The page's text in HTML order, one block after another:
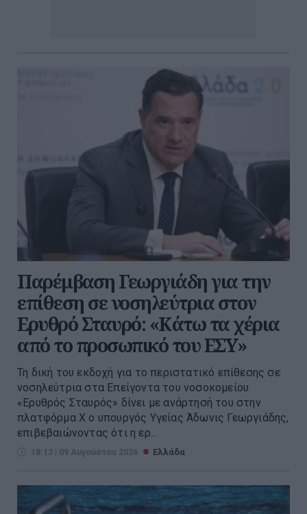
Παρέμβαση Γεωργιάδη για την
επίθεση σε νοσηλεύτρια στον
Ερυθρό Σταυρό: «Κάτω τα χέρια
από το προσωπικό του ΕΣΥ»
Τη δική του εκδοχή για το περιστατικό επίθεσης σε
νοσηλεύτρια στα Επείγοντα του νοσοκομείου
«Ερυθρός Σταυρός» δίνει με ανάρτησή του στην
πλατφόρμα Χ ο υπουργός Υγείας Άδωνις Γεωργιάδης,
επιβεβαιώνοντας ότι η ερ...
18:12 | 09 Αυγούστου 2026 Ελλάδα